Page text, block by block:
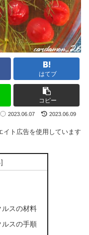
はてブ
コピー
2023.06.07 2023.06.09
ト広告を使用しています
ルスの材料
ルスの手順